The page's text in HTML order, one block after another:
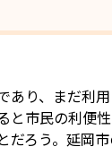
あり、まだ利
と市民の利便
だろう。延岡